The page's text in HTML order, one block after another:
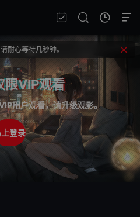
，或者切换线路。
耐心等待几秒钟。
谨防上当受骗!
限VIP观看
用户观看，请升级观影。
登录